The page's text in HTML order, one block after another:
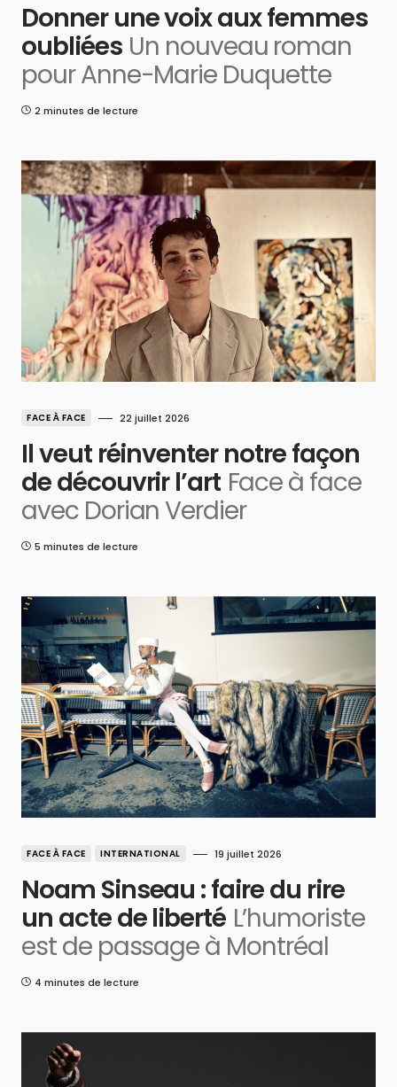
Donner une voix aux femmes
oubliées Un nouveau roman
pour Anne-Marie Duquette
2 minutes de lecture
FACE À FACE 22 juillet 2026
Il veut réinventer notre façon
de découvrir l’art Face à face
avec Dorian Verdier
5 minutes de lecture
FACE À FACE INTERNATIONAL 19 juillet 2026
Noam Sinseau : faire du rire
un acte de liberté L’humoriste
est de passage à Montréal
4 minutes de lecture